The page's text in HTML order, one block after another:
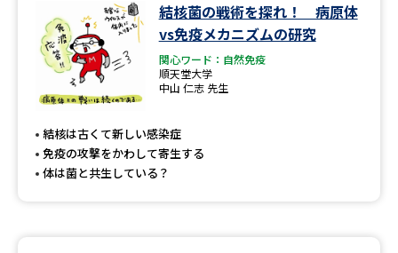
大学・短大以外の資料から請求
専門学校の資料請求 大学院の資料請求
留学・進学関連、塾・予備校
結核菌の戦術を探れ！ 病原体
vs免疫メカニズムの研究
関心ワード：自然免疫
順天堂大学
中山 仁志 先生
結核は古くて新しい感染症
免疫の攻撃をかわして寄生する
体は菌と共生している？